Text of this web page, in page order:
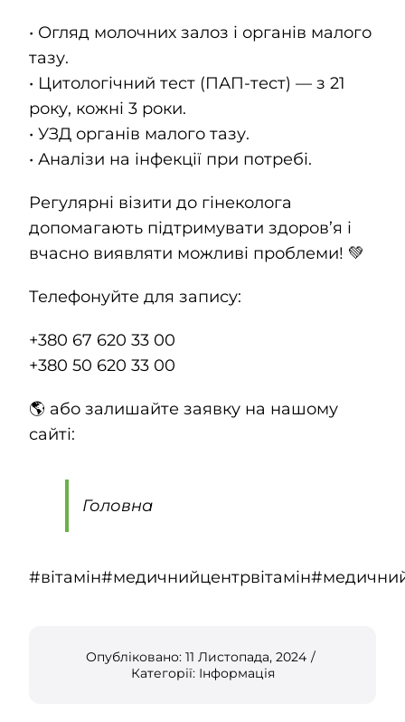
• Огляд молочних залоз і органів малого
тазу.
• Цитологічний тест (ПАП-тест) — з 21
року, кожні 3 роки.
• УЗД органів малого тазу.
• Аналізи на інфекції при потребі.
Регулярні візити до гінеколога
допомагають підтримувати здоров’я і
вчасно виявляти можливі проблеми! 💚
Телефонуйте для запису:
+380 67 620 33 00
+380 50 620 33 00
🌎 або залишайте заявку на нашому
сайті:
Головна
#вітамін#медичнийцентрвітамін
Опубліковано: 11 Листопада, 2024 /
Категорії: Інформація